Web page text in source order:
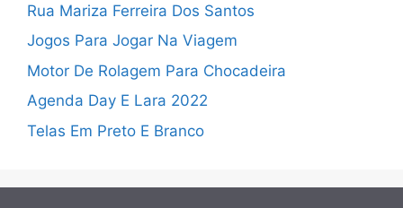
Rua Mariza Ferreira Dos Santos
Jogos Para Jogar Na Viagem
Motor De Rolagem Para Chocadeira
Agenda Day E Lara 2022
Telas Em Preto E Branco